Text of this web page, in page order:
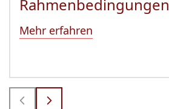
Rahmenbedingungen
Mehr erfahren